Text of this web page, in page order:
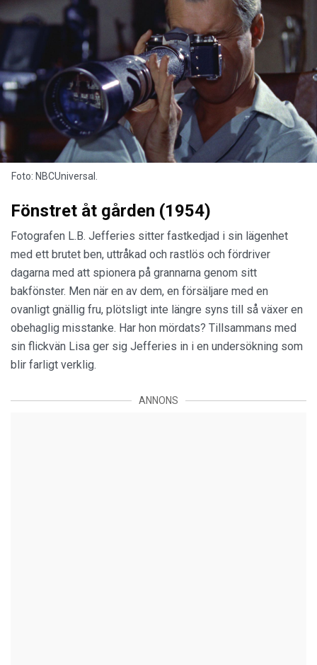
Foto: NBCUniversal.
Fönstret åt gården (1954)
Fotografen L.B. Jefferies sitter fastkedjad i sin lägenhet
med ett brutet ben, uttråkad och rastlös och fördriver
dagarna med att spionera på grannarna genom sitt
bakfönster. Men när en av dem, en försäljare med en
ovanligt gnällig fru, plötsligt inte längre syns till så växer en
obehaglig misstanke. Har hon mördats? Tillsammans med
sin flickvän Lisa ger sig Jefferies in i en undersökning som
blir farligt verklig.
ANNONS